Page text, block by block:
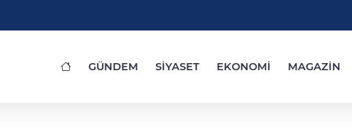
GÜNDEM SİYASET EKONOMİ MAGAZİN